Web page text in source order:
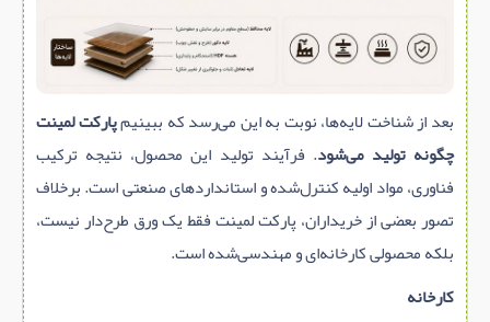
بعد از شناخت لایه‌ها، نوبت به این می‌رسد که ببینیمپارکت لمینت
چگونه تولید می‌شود. فرآیند تولید این محصول، نتیجه ترکیب
فناوری، مواد اولیه کنترل‌شده و استانداردهای صنعتی است. برخلاف
تصور بعضی از خریداران، پارکت لمینت فقط یک ورق طرح‌دار نیست،
بلکه محصولی کارخانه‌ای و مهندسی‌شده است.
کارخانه